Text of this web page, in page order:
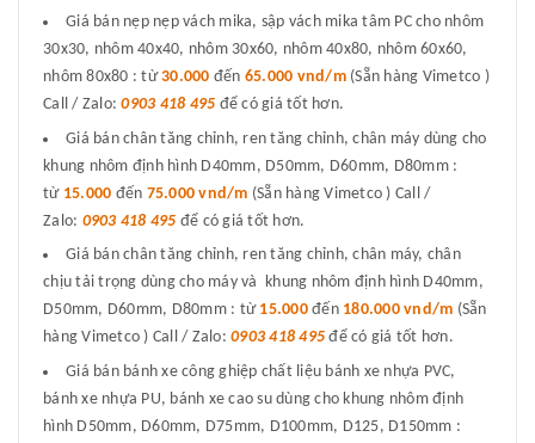
Giá bán nẹp nẹp vách mika, sập vách mika tâm PC cho nhôm
30x30, nhôm 40x40, nhôm 30x60, nhôm 40x80, nhôm 60x60,
nhôm 80x80 : từ30.000 đến 65.000 vnd/m(Sẵn hàng Vimetco )
Call / Zalo:0903 418 495 để có giá tốt hơn.
Giá bán chân tăng chỉnh, ren tăng chỉnh, chân máy dùng cho
khung nhôm định hình D40mm, D50mm, D60mm, D80mm :
từ 15.000 đến 75.000 vnd/m (Sẵn hàng Vimetco ) Call /
Zalo: 0903 418 495 để có giá tốt hơn.
Giá bán chân tăng chỉnh, ren tăng chỉnh, chân máy, chân
chịu tải trọng dùng cho máy và khung nhôm định hình D40mm,
D50mm, D60mm, D80mm : từ 15.000đến 180.000 vnd/m (Sẵn
hàng Vimetco ) Call / Zalo: 0903 418 495 để có giá tốt hơn.
Giá bán bánh xe công ghiệp chất liệu bánh xe nhựa PVC,
bánh xe nhựa PU, bánh xe cao su dùng cho khung nhôm định
hình D50mm, D60mm, D75mm, D100mm, D125, D150mm :